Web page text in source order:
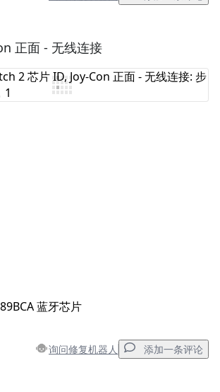
添加一条评论
正面 - 无线连接
蓝牙芯片
询问修复机器人 添加一条评论